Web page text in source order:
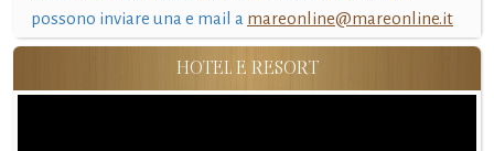
possono inviare una e mail a mareonline@mareonline.it
HOTEL E RESORT